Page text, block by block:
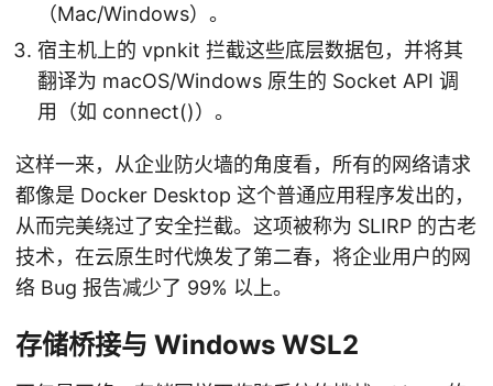
（Mac/Windows）。
宿主机上的 vpnkit 拦截这些底层数据包，并将其
翻译为 macOS/Windows 原生的 Socket API 调
用（如 connect()）。
这样一来，从企业防火墙的角度看，所有的网络请求
都像是 Docker Desktop 这个普通应用程序发出的，
从而完美绕过了安全拦截。这项被称为 SLIRP 的古老
技术，在云原生时代焕发了第二春，将企业用户的网
络 Bug 报告减少了 99% 以上。
存储桥接与 Windows WSL2